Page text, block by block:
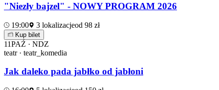
"Niezły bajzel" - NOWY PROGRAM 2026
19:00 3 lokalizacjeod 98 zł
Kup bilet
11PAŹ · NDZ
teatr · teatr_komedia
Jak daleko pada jabłko od jabłoni